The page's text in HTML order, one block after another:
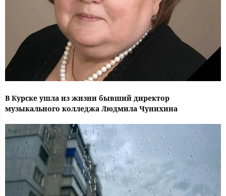
В Курске ушла из жизни бывший директор
музыкального колледжа Людмила Чунихина